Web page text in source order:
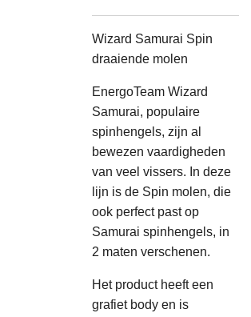
Wizard Samurai Spin
draaiende molen
EnergoTeam Wizard
Samurai, populaire
spinhengels, zijn al
bewezen vaardigheden
van veel vissers. In deze
lijn is de Spin molen, die
ook perfect past op
Samurai spinhengels, in
2 maten verschenen.
Het product heeft een
grafiet body en is